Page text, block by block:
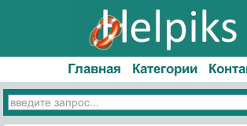
Главная Категории